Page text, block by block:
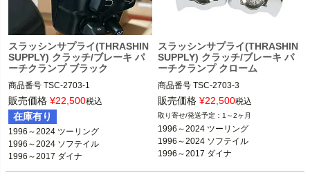
スラッシンサプライ(THRASHIN
SUPPLY) クラッチ/ブレーキ パ
ーチクランプ ブラック
商品番号 TSC-2703-1
3OT：0615-0325
Thrashin Supply（スラッシンサプラ
イ）
販売価格 ¥22,500税込
在庫有り
1996～2024 ツーリング
1996～2024 ソフテイル
1996～2017 ダイナ
スラッシンサプライ(THRASHIN
SUPPLY) クラッチ/ブレーキ パ
ーチクランプ クローム
商品番号 TSC-2703-3
3OT：0615-0326
Thrashin Supply（スラッシンサプラ
イ）
販売価格 ¥22,500税込
1～2ヶ月
1996～2024 ツーリング
1996～2024 ソフテイル
1996～2017 ダイナ